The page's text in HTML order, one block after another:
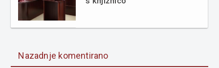
Nazadnje komentirano